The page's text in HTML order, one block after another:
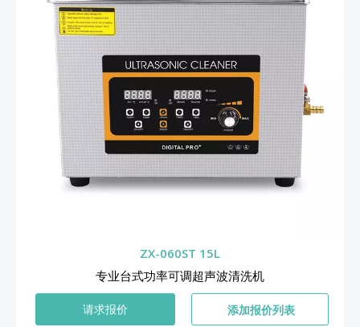
ZX-060ST 15L
专业台式功率可调超声波清洗机
请求报价 添加报价列表